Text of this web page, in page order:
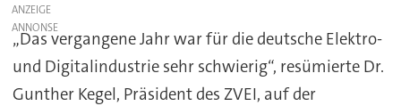
ANZEIGE
„Das vergangene Jahr war für die deutsche Elektro-
und Digitalindustrie sehr schwierig“, resümierte Dr.
Gunther Kegel, Präsident des ZVEI, auf der